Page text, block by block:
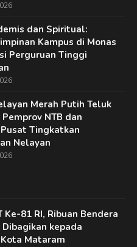
dan Spiritual:
Kampus di Monas
Perguruan Tinggi
Merah Putih Teluk
NTB dan
Tingkatkan
Nelayan
Ke-81 RI, Ribuan Bendera
kepada
Mataram